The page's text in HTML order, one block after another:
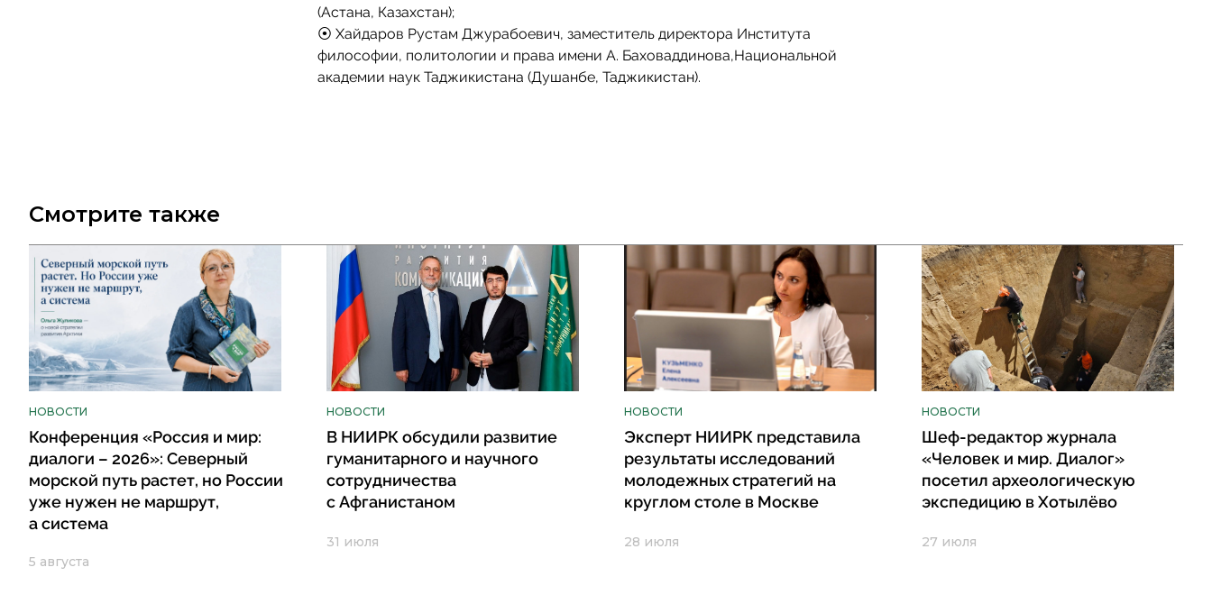
(Астана, Казахстан);
⦿ Хайдаров Рустам Джурабоевич, заместитель директора Института
философии, политологии и права имени А. Баховаддинова,Национальной
академии наук Таджикистана (Душанбе, Таджикистан).
Смотрите также
НОВОСТИ
Конференция «Россия и мир:
диалоги – 2026»: Северный
морской путь растет, но России
уже нужен не маршрут,
а система
5 августа
НОВОСТИ
В НИИРК обсудили развитие
гуманитарного и научного
сотрудничества
с Афганистаном
31 июля
НОВОСТИ
Эксперт НИИРК представила
результаты исследований
молодежных стратегий на
круглом столе в Москве
28 июля
НОВОСТИ
Шеф-редактор журнала
«Человек и мир. Диалог»
посетил археологическую
экспедицию в Хотылёво
27 июля